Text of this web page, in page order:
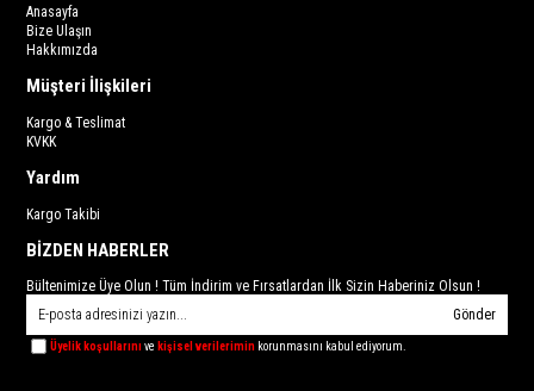
Anasayfa
Bize Ulaşın
Hakkımızda
Müşteri İlişkileri
Kargo & Teslimat
KVKK
Yardım
Kargo Takibi
BİZDEN HABERLER
Bültenimize Üye Olun ! Tüm İndirim ve Fırsatlardan İlk Sizin Haberiniz Olsun !
Gönder
Üyelik koşullarınıve kişisel verilerimin korunmasını kabul ediyorum.